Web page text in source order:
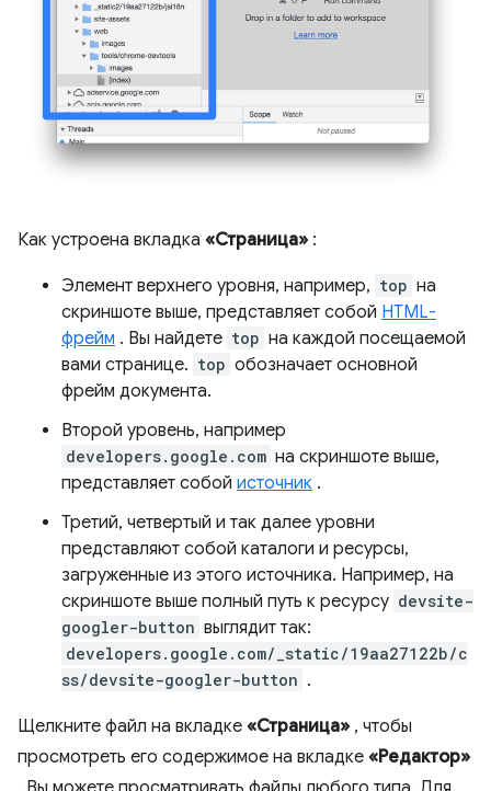
Как устроена вкладка «Страница» :
Элемент верхнего уровня, например, top на
скриншоте выше, представляет собой HTML-
фрейм . Вы найдете top на каждой посещаемой
вами странице. top обозначает основной
фрейм документа.
Второй уровень, например
developers.google.com на скриншоте выше,
представляет собой источник .
Третий, четвертый и так далее уровни
представляют собой каталоги и ресурсы,
загруженные из этого источника. Например, на
скриншоте выше полный путь к ресурсу devsite-
googler-button выглядит так:
developers.google.com/_static/19aa27122b/c
ss/devsite-googler-button .
Щелкните файл на вкладке «Страница» , чтобы
просмотреть его содержимое на вкладке «Редактор»